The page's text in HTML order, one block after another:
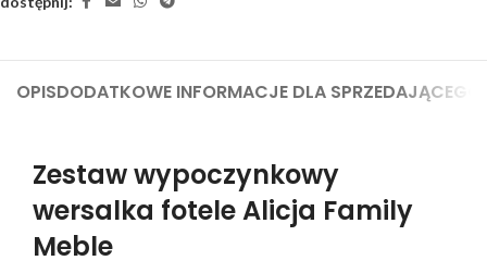
OPISDODATKOWE INFORMACJE DLA SPRZEDAJĄCEGO
Zestaw wypoczynkowy
wersalka fotele Alicja Family
Meble